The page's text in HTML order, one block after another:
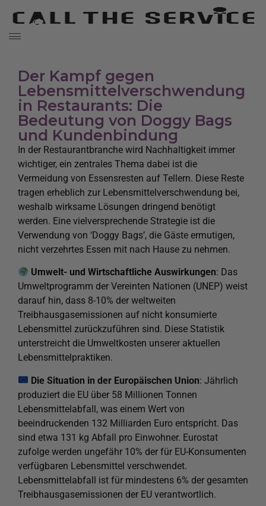
Der Kampf gegen
Lebensmittelverschwendung
in Restaurants: Die
Bedeutung von Doggy Bags
und Kundenbindung
In der Restaurantbranche wird Nachhaltigkeit immer
wichtiger, ein zentrales Thema dabei ist die
Vermeidung von Essensresten auf Tellern. Diese Reste
tragen erheblich zur Lebensmittelverschwendung bei,
weshalb wirksame Lösungen dringend benötigt
werden. Eine vielversprechende Strategie ist die
Verwendung von ‘Doggy Bags’, die Gäste ermutigen,
nicht verzehrtes Essen mit nach Hause zu nehmen.
Umwelt- und Wirtschaftliche Auswirkungen: Das
Umweltprogramm der Vereinten Nationen (UNEP) weist
darauf hin, dass 8-10% der weltweiten
Treibhausgasemissionen auf nicht konsumierte
Lebensmittel zurückzuführen sind. Diese Statistik
unterstreicht die Umweltkosten unserer aktuellen
Lebensmittelpraktiken.
Die Situation in der Europäischen Union: Jährlich
produziert die EU über 58 Millionen Tonnen
Lebensmittelabfall, was einem Wert von
beeindruckenden 132 Milliarden Euro entspricht. Das
sind etwa 131 kg Abfall pro Einwohner. Eurostat
zufolge werden ungefähr 10% der für EU-Konsumenten
verfügbaren Lebensmittel verschwendet.
Lebensmittelabfall ist für mindestens 6% der gesamten
Treibhausgasemissionen der EU verantwortlich.